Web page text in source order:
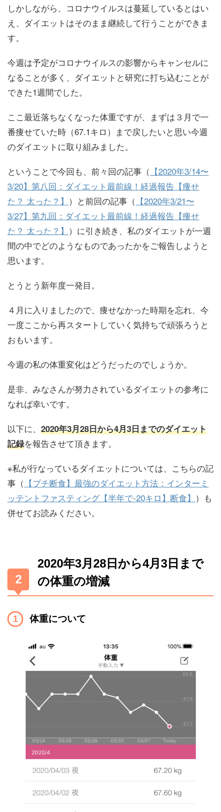
しかしながら、コロナウイルスは蔓延しているとはい
え、ダイエットはそのまま継続して行うことができま
す。
今週は予定がコロナウイルスの影響からキャンセルに
なることが多く、ダイエットと研究に打ち込むことが
できた1週間でした。
ここ最近落ちなくなった体重ですが、まずは３月で一
番痩せていた時（67.1キロ）まで戻したいと思い今週
のダイエットに取り組みました。
ということで今回も、前々回の記事（ 【2020年3/14〜
3/20】第八回：ダイエット最前線！経過報告【痩せ
た？ 太った？】 ）と前回の記事（ 【2020年3/21〜
3/27】第九回：ダイエット最前線！経過報告【痩せ
た？ 太った？】 ）に引き続き、私のダイエットが一週
間の中でどのようなものであったかをご報告しようと
思います。
とうとう新年度一発目。
４月に入りましたので、痩せなかった時期を忘れ、今
一度ここから再スタートしていく気持ちで頑張ろうと
おもいます。
今週の私の体重変化はどうだったのでしょうか。
是非、みなさんが努力されているダイエットの参考に
なれば幸いです。
以下に、 2020年3月28日から4月3日までのダイエット
記録を報告させて頂きます。
※私が行なっているダイエットについては、こちらの記
事（ 【プチ断食】最強のダイエット方法：インターミ
ッテントファスティング【半年で-20キロ】断食】 ）も
併せてお読みください。
2020年3月28日から4月3日まで
の体重の増減
体重について